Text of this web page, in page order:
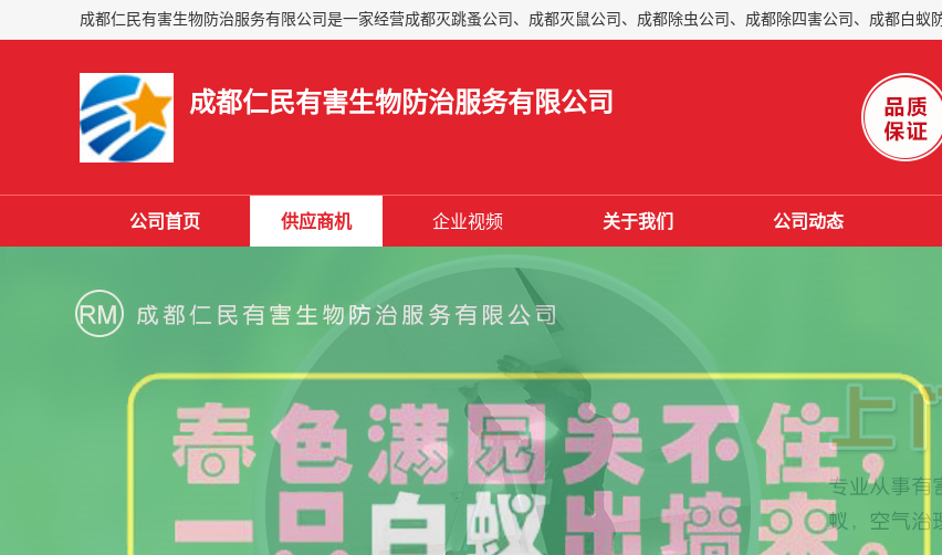
成都仁民有害生物防治服务有限公司
公司首页 供应商机 企业视频 关于我们 公司动态